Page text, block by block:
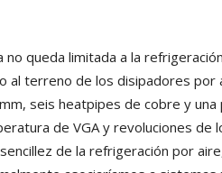
queda limitada a la
al terreno de los disipadores por
seis heatpipes de cobre y
de VGA y revoluciones de
de la refrigeración por